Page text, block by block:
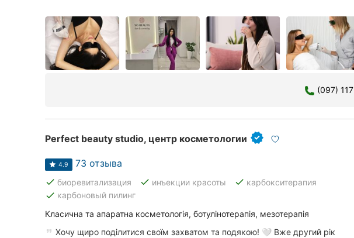
Карпаты
(097) 117
Perfect beauty studio, центр косметологии
4.9 73 отзыва
done биоревитализация done инъекции красоты done карбокситерапия
done карбоновый пилинг
Класична та апаратна косметологія, ботулінотерапія, мезотерапія
Хочу щиро поділитися своїм захватом та подякою! 🤍 Вже другий рік